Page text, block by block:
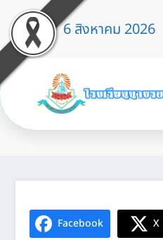
6 สิงหาคม 2026
e-booking
Facebook X